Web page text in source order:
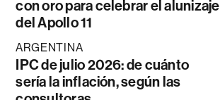
con oro para celebrar el alunizaje
del Apollo 11
ARGENTINA
IPC de julio 2026: de cuánto
sería la inflación, según las